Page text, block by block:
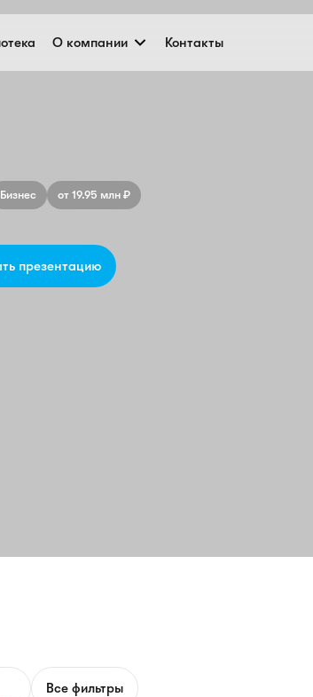
О компании Контакты
Бизнес от 19.95 млн ₽
презентацию
Все фильтры